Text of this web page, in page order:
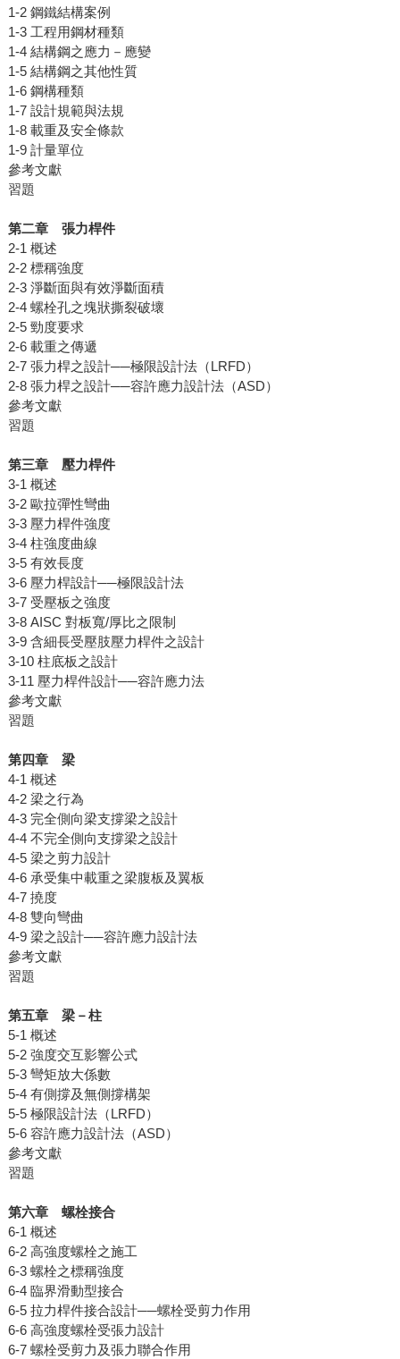
1-2 鋼鐵結構案例
1-3 工程用鋼材種類
1-4 結構鋼之應力－應變
1-5 結構鋼之其他性質
1-6 鋼構種類
1-7 設計規範與法規
1-8 載重及安全條款
1-9 計量單位
參考文獻
習題
第二章 張力桿件
2-1 概述
2-2 標稱強度
2-3 淨斷面與有效淨斷面積
2-4 螺栓孔之塊狀撕裂破壞
2-5 勁度要求
2-6 載重之傳遞
2-7 張力桿之設計──極限設計法（LRFD）
2-8 張力桿之設計──容許應力設計法（ASD）
參考文獻
習題
第三章 壓力桿件
3-1 概述
3-2 歐拉彈性彎曲
3-3 壓力桿件強度
3-4 柱強度曲線
3-5 有效長度
3-6 壓力桿設計──極限設計法
3-7 受壓板之強度
3-8 AISC 對板寬/厚比之限制
3-9 含細長受壓肢壓力桿件之設計
3-10 柱底板之設計
3-11 壓力桿件設計──容許應力法
參考文獻
習題
第四章 梁
4-1 概述
4-2 梁之行為
4-3 完全側向梁支撐梁之設計
4-4 不完全側向支撐梁之設計
4-5 梁之剪力設計
4-6 承受集中載重之梁腹板及翼板
4-7 撓度
4-8 雙向彎曲
4-9 梁之設計──容許應力設計法
參考文獻
習題
第五章 梁－柱
5-1 概述
5-2 強度交互影響公式
5-3 彎矩放大係數
5-4 有側撐及無側撐構架
5-5 極限設計法（LRFD）
5-6 容許應力設計法（ASD）
參考文獻
習題
第六章 螺栓接合
6-1 概述
6-2 高強度螺栓之施工
6-3 螺栓之標稱強度
6-4 臨界滑動型接合
6-5 拉力桿件接合設計──螺栓受剪力作用
6-6 高強度螺栓受張力設計
6-7 螺栓受剪力及張力聯合作用